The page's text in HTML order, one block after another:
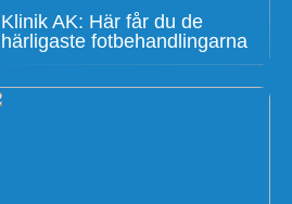
Klinik AK: Här får du de
härligaste fotbehandlingarna